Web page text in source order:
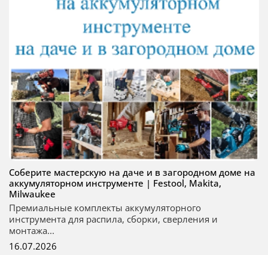
Соберите мастерскую на даче и в загородном доме на
аккумуляторном инструменте | Festool, Makita,
Milwaukee
Премиальные комплекты аккумуляторного
инструмента для распила, сборки, сверления и
монтажа...
16.07.2026